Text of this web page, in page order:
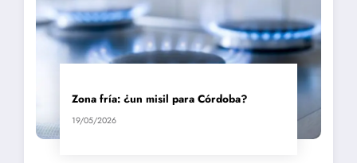
Zona fría: ¿un misil para Córdoba?
19/05/2026